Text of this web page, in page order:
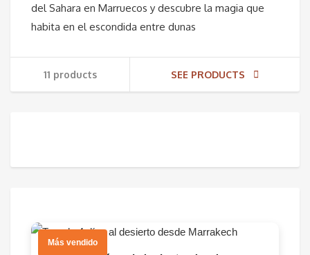
del Sahara en Marruecos y descubre la magia que
habita en el escondida entre dunas
11 products SEE PRODUCTS
Más vendido